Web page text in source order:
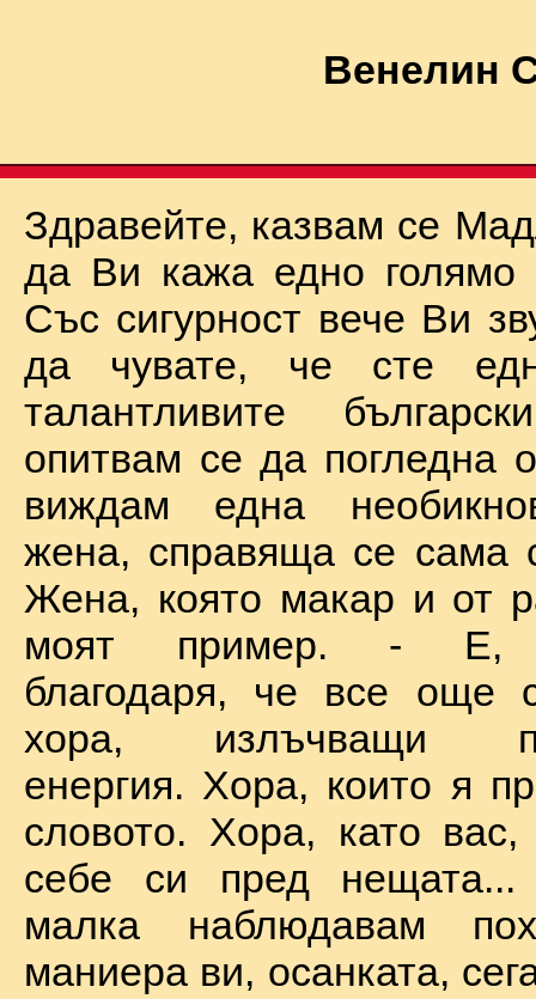
Венелин
Здравейте, казвам се
да Ви кажа едно голямо
Със сигурност вече Ви
да чувате, че сте
талантливите
опитвам се да погледна
виждам една
жена, справяща се сама
Жена, която макар и от
моят пример. - Е,
благодаря, че все още
хора, излъчващи
енергия. Хора, които я
словото. Хора, като
себе си пред
малка наблюдавам
маниера ви, осанката,